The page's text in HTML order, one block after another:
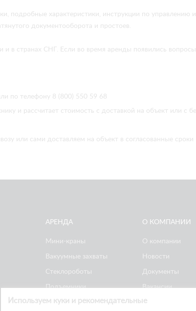
подробные характеристики, инструкции по
документооборота и простоев.
и в странах СНГ. Если во время аренды появились
по телефону 8 (800) 550 59 68
и рассчитает стоимость с доставкой на объект или с
или сами доставляем на объект в согласованные сроки
АРЕНДА
Мини-краны
Вакуумные захваты
Стеклороботы
Подъемники
Ножничные
О КОМПАНИИ
О компании
Новости
Документы
Вакансии
Реквизиты
Используем куки и рекомендательные